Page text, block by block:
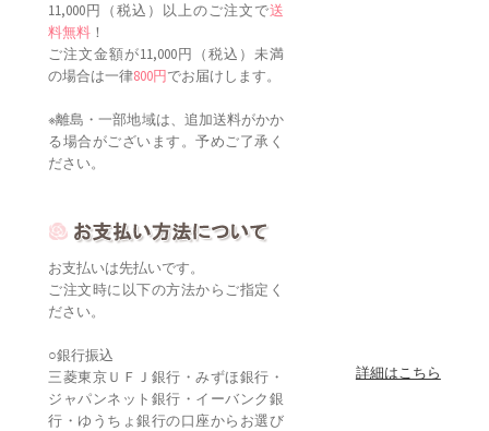
11,000円（税込）以上のご注文で送
料無料 ！
ご注文金額が11,000円（税込）未満
の場合は一律800円でお届けします。
※離島・一部地域は、追加送料がかか
る場合がございます。予めご了承く
ださい。
お支払いは先払いです。
ご注文時に以下の方法からご指定く
ださい。
○銀行振込
三菱東京ＵＦＪ銀行・みずほ銀行・
ジャパンネット銀行・イーバンク銀
行・ゆうちょ銀行の口座からお選び
詳細はこちら